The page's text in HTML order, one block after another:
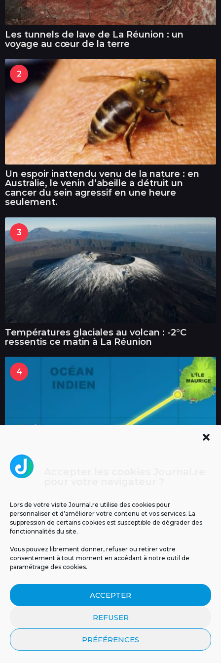
Lors de votre visite Journal.re utilise des cookies pour
personnaliser et d’améliorer votre contenu et vos services. La
suppression de certains cookies est susceptible de dégrader des
fonctionnalités du site.
Vous pouvez librement donner, refuser ou retirer votre
consentement à tout moment en accédant à notre outil de
paramétrage des cookies.
ACCEPTER
REFUSER
PRÉFÉRENCES
Les tunnels de lave de La Réunion : un
voyage au cœur de la terre
2
Un espoir inattendu venu de la nature : en
Australie, le venin d’abeille a détruit un
cancer du sein agressif en une heure
seulement.
3
Températures glaciales au volcan : -2°C
ressentis ce matin à La Réunion
4
Un tunnel pour relier La Réunion à Maurice ?
5
Il y a 63 ans, le cyclone Jenny frappait La